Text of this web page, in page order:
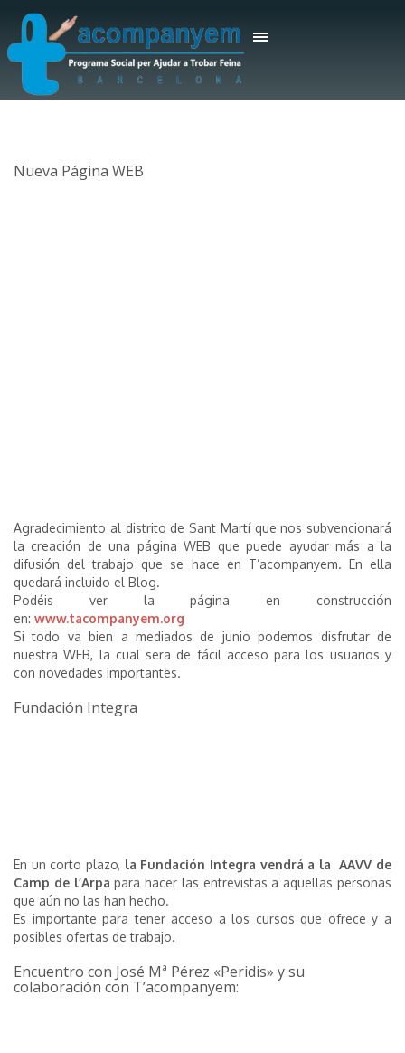
Nueva Página WEB
Agradecimiento al distrito de Sant Martí que nos subvencionará
la creación de una página WEB que puede ayudar más a la
difusión del trabajo que se hace en T’acompanyem. En ella
quedará incluido el Blog.
Podéis ver la página en construcción
en: www.tacompanyem.org
Si todo va bien a mediados de junio podemos disfrutar de
nuestra WEB, la cual sera de fácil acceso para los usuarios y
con novedades importantes.
Fundación Integra
En un corto plazo, la Fundación Integra vendrá a la AAVV de
Camp de l’Arpa para hacer las entrevistas a aquellas personas
que aún no las han hecho.
Es importante para tener acceso a los cursos que ofrece y a
posibles ofertas de trabajo.
Encuentro con José Mª Pérez «Peridis» y su
colaboración con T’acompanyem: